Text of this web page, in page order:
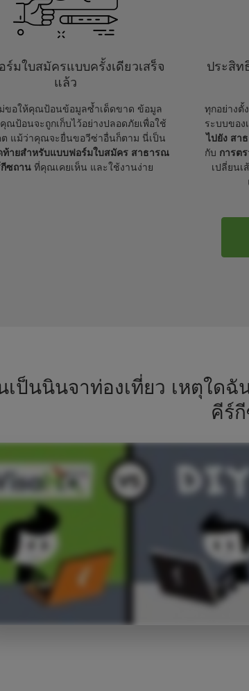
ร์มใบสมัครแบบครั้งเดียวเสร็จ
แล้ว
ม่ขอให้คุณป้อนข้อมูลซ้ำเด็ดขาด ข้อมูล
ณป้อนจะถูกเก็บไว้อย่างปลอดภัยเพื่อใช้
แม้ว่าคุณจะยื่นขอวีซ่าอื่นก็ตาม นี่เป็น
ท้ายสำหรับแบบฟอร์มใบสมัคร สาธารณ
ซถานที่คุณเคยเห็น และใช้งานง่าย
ประสิท
ทุกอย่างตั้
ระบบของ
ไปยัง สา
กับ การต
เปลี่ยนเ
เป็นนินจาท่องเที่ยว เหตุใด
คีร์